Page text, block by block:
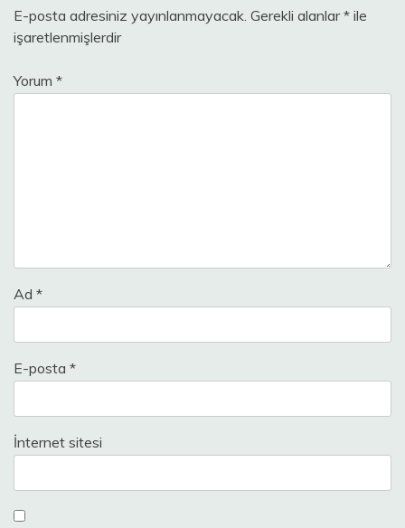
E-posta adresiniz yayınlanmayacak. Gerekli alanlar* ile
işaretlenmişlerdir
Yorum *
Ad *
E-posta *
İnternet sitesi